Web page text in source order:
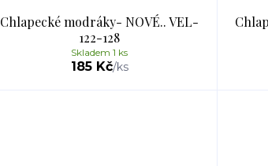
Chlapecké modráky- NOVÉ.. VEL-
122-128
185 Kč/ks
Skladem 1 ks